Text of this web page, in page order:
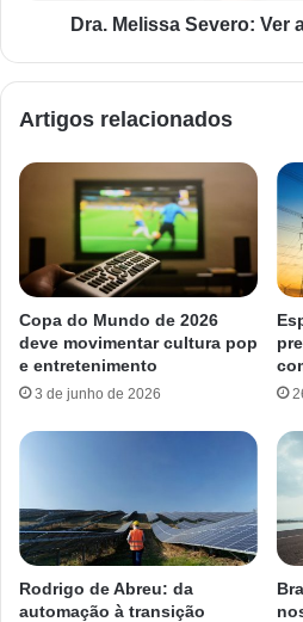
Dra. Melissa Severo: Ver
Artigos relacionados
Copa do Mundo de 2026
deve movimentar cultura pop
e entretenimento
3 de junho de 2026
Rodrigo de Abreu: da
automação à transição